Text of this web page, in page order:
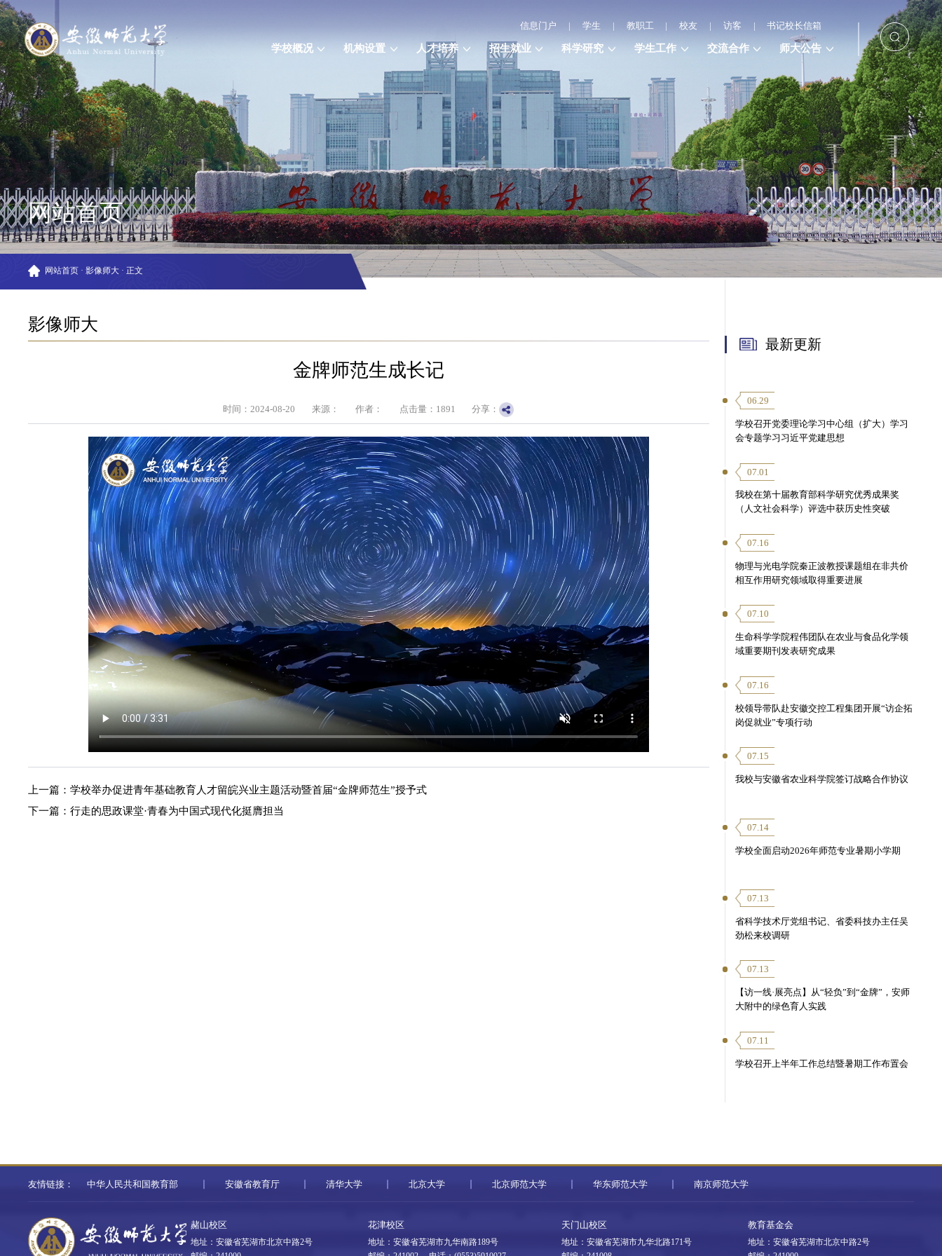
信息门户 | 学生 | 教职工 | 校友 | 访客 | 书记校长信箱
学校概况 机构设置 人才培养 招生就业 科学研究 学生工作 交流合作 师大公告
网站首页
网站首页 · 影像师大 · 正文
影像师大
金牌师范生成长记
时间：2024-08-20 来源： 作者： 点击量： 1891 分享：
上一篇：学校举办促进青年基础教育人才留皖兴业主题活动暨首届“金牌师范生”授予式
下一篇：行走的思政课堂·青春为中国式现代化挺膺担当
最新更新
06.29
学校召开党委理论学习中心组（扩大）学习
会专题学习习近平党建思想
07.01
我校在第十届教育部科学研究优秀成果奖
（人文社会科学）评选中获历史性突破
07.16
物理与光电学院秦正波教授课题组在非共价
相互作用研究领域取得重要进展
07.10
生命科学学院程伟团队在农业与食品化学领
域重要期刊发表研究成果
07.16
校领导带队赴安徽交控工程集团开展“访企拓
岗促就业”专项行动
07.15
我校与安徽省农业科学院签订战略合作协议
07.14
学校全面启动2026年师范专业暑期小学期
07.13
省科学技术厅党组书记、省委科技办主任吴
劲松来校调研
07.13
【访一线·展亮点】从“轻负”到“金牌”，安师
大附中的绿色育人实践
07.11
学校召开上半年工作总结暨暑期工作布置会
友情链接： 中华人民共和国教育部 安徽省教育厅 清华大学 北京大学 北京师范大学 华东师范大学 南京师范大学
赭山校区
地址：安徽省芜湖市北京中路2号
花津校区
地址：安徽省芜湖市九华南路189号
天门山校区
地址：安徽省芜湖市九华北路171号
教育基金会
地址：安徽省芜湖市北京中路2号